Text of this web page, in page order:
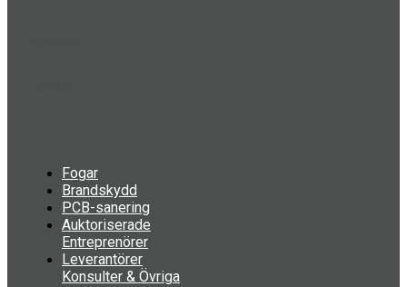
Fogar
Brandskydd
PCB-sanering
Auktoriserade
Entreprenörer
Leverantörer
Konsulter & Övriga